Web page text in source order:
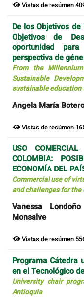
Vistas de resúmen
De los Objetivos
Objetivos de
oportunidad
perspectiva de
From the
Sustainable
sustainable education
Angela María
Vistas de resúmen
USO
COLOMBIA:
ECONOMÍA DEL
Commercial use of
and challenges for the
Vanessa
Monsalve
Vistas de resúmen
Programa Cátedra
en el Tecnológico
University chair
Antioquia